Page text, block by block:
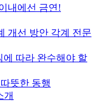
내에선 금연!
개선 방안 각계 전문
에 따라 완수해야 할
뜻한 동행
개